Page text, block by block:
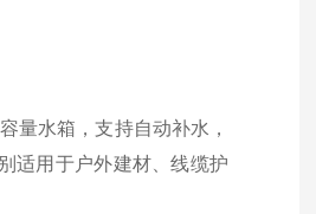
量水箱，支持自动补水，
适用于户外建材、线缆护